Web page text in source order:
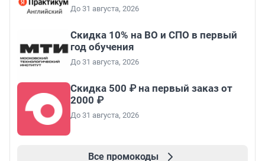
До 31 августа, 2026
Скидка 10% на ВО и СПО в первый
год обучения
До 31 августа, 2026
Скидка 500 ₽ на первый заказ от
2000 ₽
До 31 августа, 2026
Все промокоды